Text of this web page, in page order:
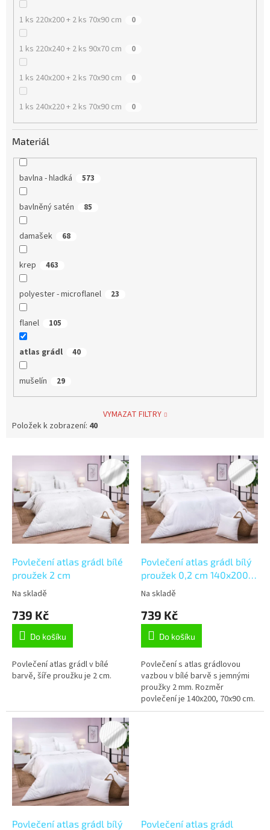
1 ks 220x200 + 2 ks 70x90 cm 0
1 ks 220x240 + 2 ks 90x70 cm 0
1 ks 240x200 + 2 ks 70x90 cm 0
1 ks 240x220 + 2 ks 70x90 cm 0
Materiál
bavlna - hladká 573
bavlněný satén 85
damašek 68
krep 463
polyester - microflanel 23
flanel 105
atlas grádl 40
mušelín 29
VYMAZAT FILTRY
Položek k zobrazení: 40
V
p
Povlečení atlas grádl bílé
proužek 2 cm
Na skladě
739 Kč
Do košíku
Povlečení atlas grádl v bílé
barvě, šíře proužku je 2 cm.
Povlečení atlas grádl bílý
proužek 0,2 cm 140x200,
70x90 cm
Na skladě
739 Kč
Do košíku
Povlečení s atlas grádlovou
vazbou v bílé barvě s jemnými
proužky 2 mm. Rozměr
povlečení je 140x200, 70x90 cm.
Povlečení atlas grádl bílý Povlečení atlas grádl